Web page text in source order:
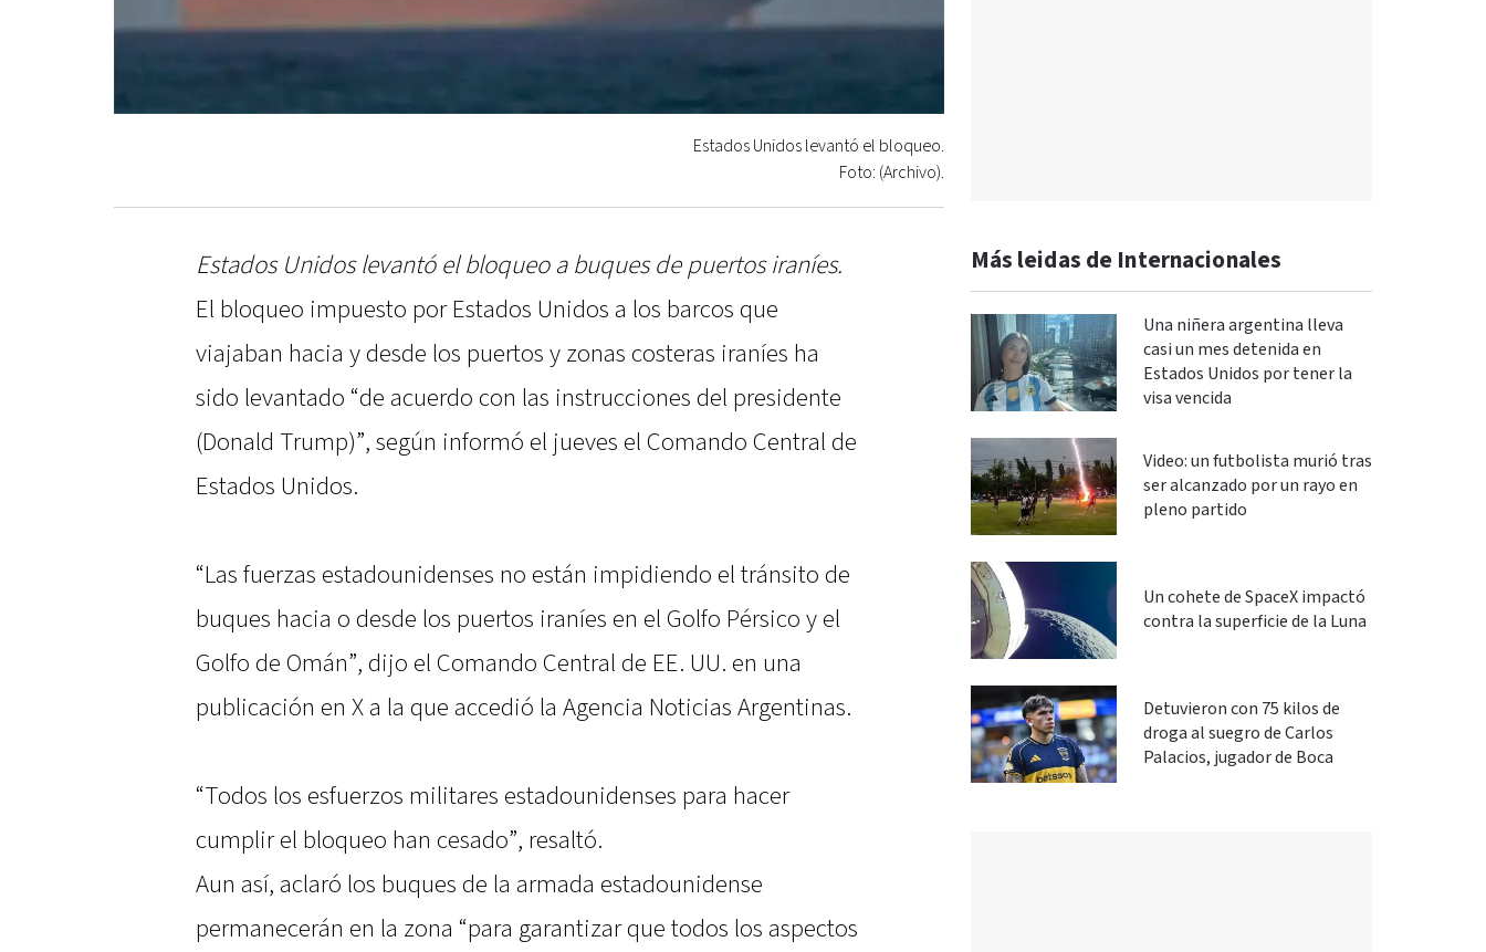
Estados Unidos levantó el bloqueo.
Foto: (Archivo).
Estados Unidos levantó el bloqueo a buques de puertos iraníes.
El bloqueo impuesto por Estados Unidos a los barcos que
viajaban hacia y desde los puertos y zonas costeras iraníes ha
sido levantado “de acuerdo con las instrucciones del presidente
(Donald Trump)”, según informó el jueves el Comando Central de
Estados Unidos.
“Las fuerzas estadounidenses no están impidiendo el tránsito de
buques hacia o desde los puertos iraníes en el Golfo Pérsico y el
Golfo de Omán”, dijo el Comando Central de EE. UU. en una
publicación en X a la que accedió la Agencia Noticias Argentinas.
“Todos los esfuerzos militares estadounidenses para hacer
cumplir el bloqueo han cesado”, resaltó.
Aun así, aclaró los buques de la armada estadounidense
permanecerán en la zona “para garantizar que todos los aspectos
Más leidas de Internacionales
Una niñera argentina lleva
casi un mes detenida en
Estados Unidos por tener la
visa vencida
Video: un futbolista murió tras
ser alcanzado por un rayo en
pleno partido
Un cohete de SpaceX impactó
contra la superficie de la Luna
Detuvieron con 75 kilos de
droga al suegro de Carlos
Palacios, jugador de Boca